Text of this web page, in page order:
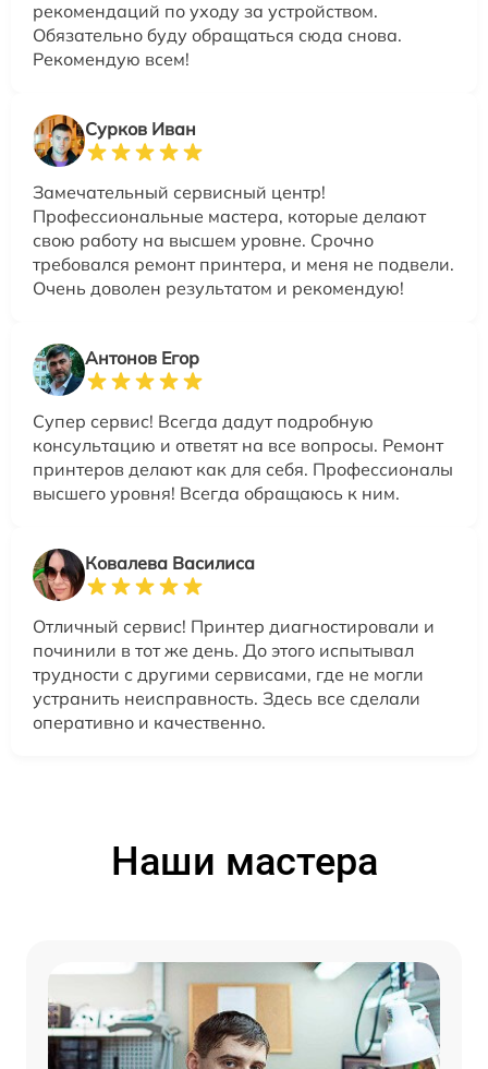
рекомендаций по уходу за устройством.
Обязательно буду обращаться сюда снова.
Рекомендую всем!
Сурков Иван
Замечательный сервисный центр!
Профессиональные мастера, которые делают
свою работу на высшем уровне. Срочно
требовался ремонт принтера, и меня не подвели.
Очень доволен результатом и рекомендую!
Антонов Егор
Супер сервис! Всегда дадут подробную
консультацию и ответят на все вопросы. Ремонт
принтеров делают как для себя. Профессионалы
высшего уровня! Всегда обращаюсь к ним.
Ковалева Василиса
Отличный сервис! Принтер диагностировали и
починили в тот же день. До этого испытывал
трудности с другими сервисами, где не могли
устранить неисправность. Здесь все сделали
оперативно и качественно.
Наши мастера